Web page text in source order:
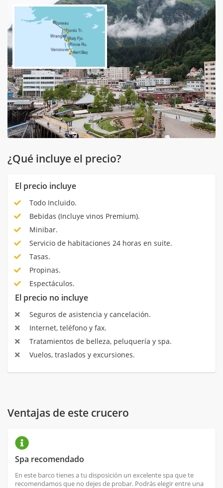
¿Qué incluye el precio?
El precio incluye
Todo Incluido.
Bebidas (Incluye vinos Premium).
Minibar.
Servicio de habitaciones 24 horas en suite.
Tasas.
Propinas.
Espectáculos.
El precio no incluye
Seguros de asistencia y cancelación.
Internet, teléfono y fax.
Tratamientos de belleza, peluquería y spa.
Vuelos, traslados y excursiones.
Ventajas de este crucero
Spa recomendado
En este barco tienes a tu disposición un excelente spa que te
recomendamos que no dejes de probar. Podrás elegir entre una